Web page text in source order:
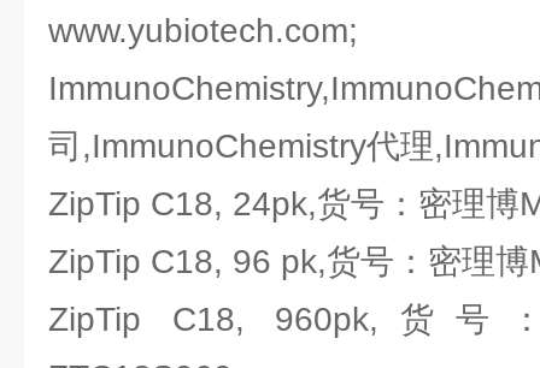
www.yubiotech.com;
司,ImmunoChemistry代理
ZipTip C18, 24pk,货号：密理博
ZipTip C18, 96 pk,货号：密理
ZipTip C18, 960pk,货号